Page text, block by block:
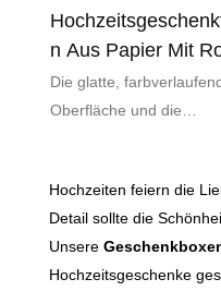
N Aus Papier Mit
Schleifengriffen,
Individuell Gestaltbar
Die glatte,
Oberfläche und die
wahrgenommenen Wert
Geschenke und sorgen
einen unvergesslichen
Eindruck. Passen Sie
Hochzeiten feiern die
Detail sollte die
Unsere
Hochzeitsgeschenke